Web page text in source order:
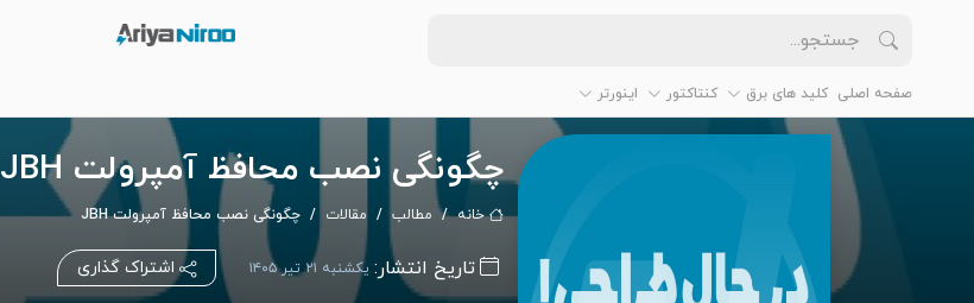
صفحه اصلی کلید های برق کنتاکتور اینورتر
چگونگی نصب محافظ آمپرولت JBH
خانه مطالب مقالات چگونگی نصب محافظ آمپرولت JBH
تاریخ انتشار: یکشنبه ۲۱ تیر ۱۴۰۵ اشتراک گذاری